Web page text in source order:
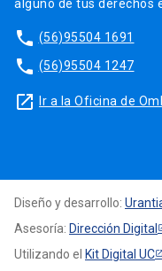
alguno de tus derechos
phone (56)95504 1691
phone (56)95504 1247
launch Ir a la Oficina de
Diseño y desarrollo:
Asesoría: Dirección Digital
Utilizando el Kit Digital UC